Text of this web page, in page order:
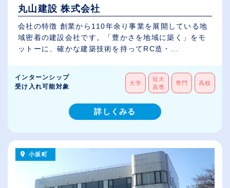
丸山建設 株式会社
会社の特徴 創業から110年余り事業を展開している地
域密着の建設会社です。「豊かさを地域に築く」をモ
ットーに、確かな建築技術を持ってRC造・...
インターンシップ
受け入れ可能対象
大学
短大
高専
専門 高校
詳しくみる
小坂町